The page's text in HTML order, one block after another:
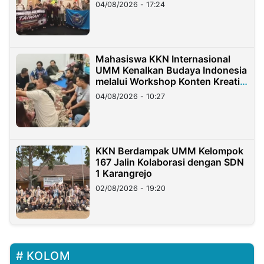
04/08/2026 - 17:24
Mahasiswa KKN Internasional
UMM Kenalkan Budaya Indonesia
melalui Workshop Konten Kreatif
di Taiwan
04/08/2026 - 10:27
KKN Berdampak UMM Kelompok
167 Jalin Kolaborasi dengan SDN
1 Karangrejo
02/08/2026 - 19:20
KOLOM